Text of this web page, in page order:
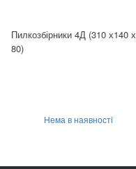
Пилкозбірники 4Д (310 х140 х
80)
Нема в наявності